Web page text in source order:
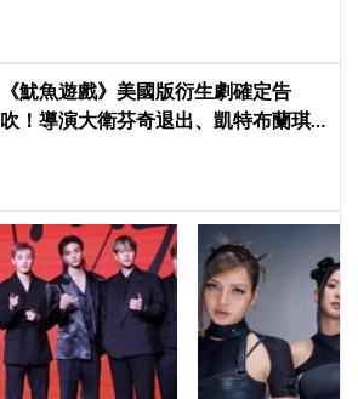
《魷魚遊戲》美國版衍生劇確定告
吹！導演大衛芬奇退出、凱特布蘭琪